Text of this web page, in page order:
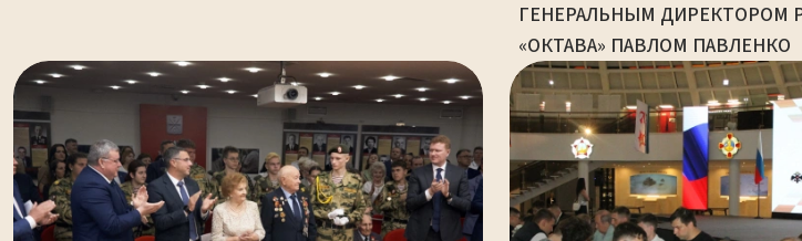
ГЕНЕРАЛЬНЫМ ДИРЕКТОРОМ
«ОКТАВА» ПАВЛОМ ПАВЛЕНКО